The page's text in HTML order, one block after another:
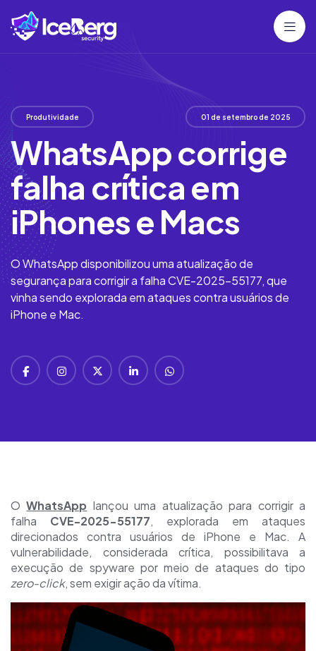
Produtividade 01 de setembro de 2025
WhatsApp corrige
falha crítica em
iPhones e Macs
O WhatsApp disponibilizou uma atualização de
segurança para corrigir a falha CVE-2025-55177, que
vinha sendo explorada em ataques contra usuários de
iPhone e Mac.
OWhatsApp lançou uma atualização para corrigir a
falha CVE-2025-55177, explorada em ataques
direcionados contra usuários de iPhone e Mac. A
vulnerabilidade, considerada crítica, possibilitava a
execução de spyware por meio de ataques do tipo
zero-click, sem exigir ação da vítima.